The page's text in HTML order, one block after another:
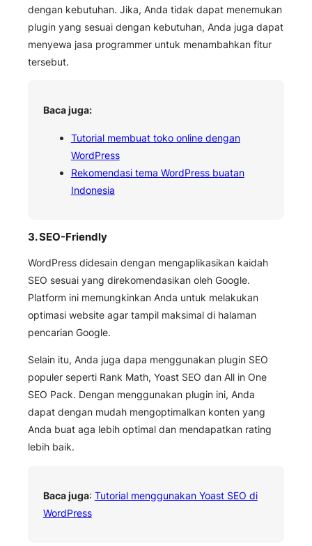
dengan kebutuhan. Jika, Anda tidak dapat menemukan
plugin yang sesuai dengan kebutuhan, Anda juga dapat
menyewa jasa programmer untuk menambahkan fitur
tersebut.
Baca juga:
Tutorial membuat toko online dengan
WordPress
Rekomendasi tema WordPress buatan
Indonesia
3. SEO-Friendly
WordPress didesain dengan mengaplikasikan kaidah
SEO sesuai yang direkomendasikan oleh Google.
Platform ini memungkinkan Anda untuk melakukan
optimasi website agar tampil maksimal di halaman
pencarian Google.
Selain itu, Anda juga dapa menggunakan plugin SEO
populer seperti Rank Math, Yoast SEO dan All in One
SEO Pack. Dengan menggunakan plugin ini, Anda
dapat dengan mudah mengoptimalkan konten yang
Anda buat aga lebih optimal dan mendapatkan rating
lebih baik.
Baca juga: Tutorial menggunakan Yoast SEO di
WordPress